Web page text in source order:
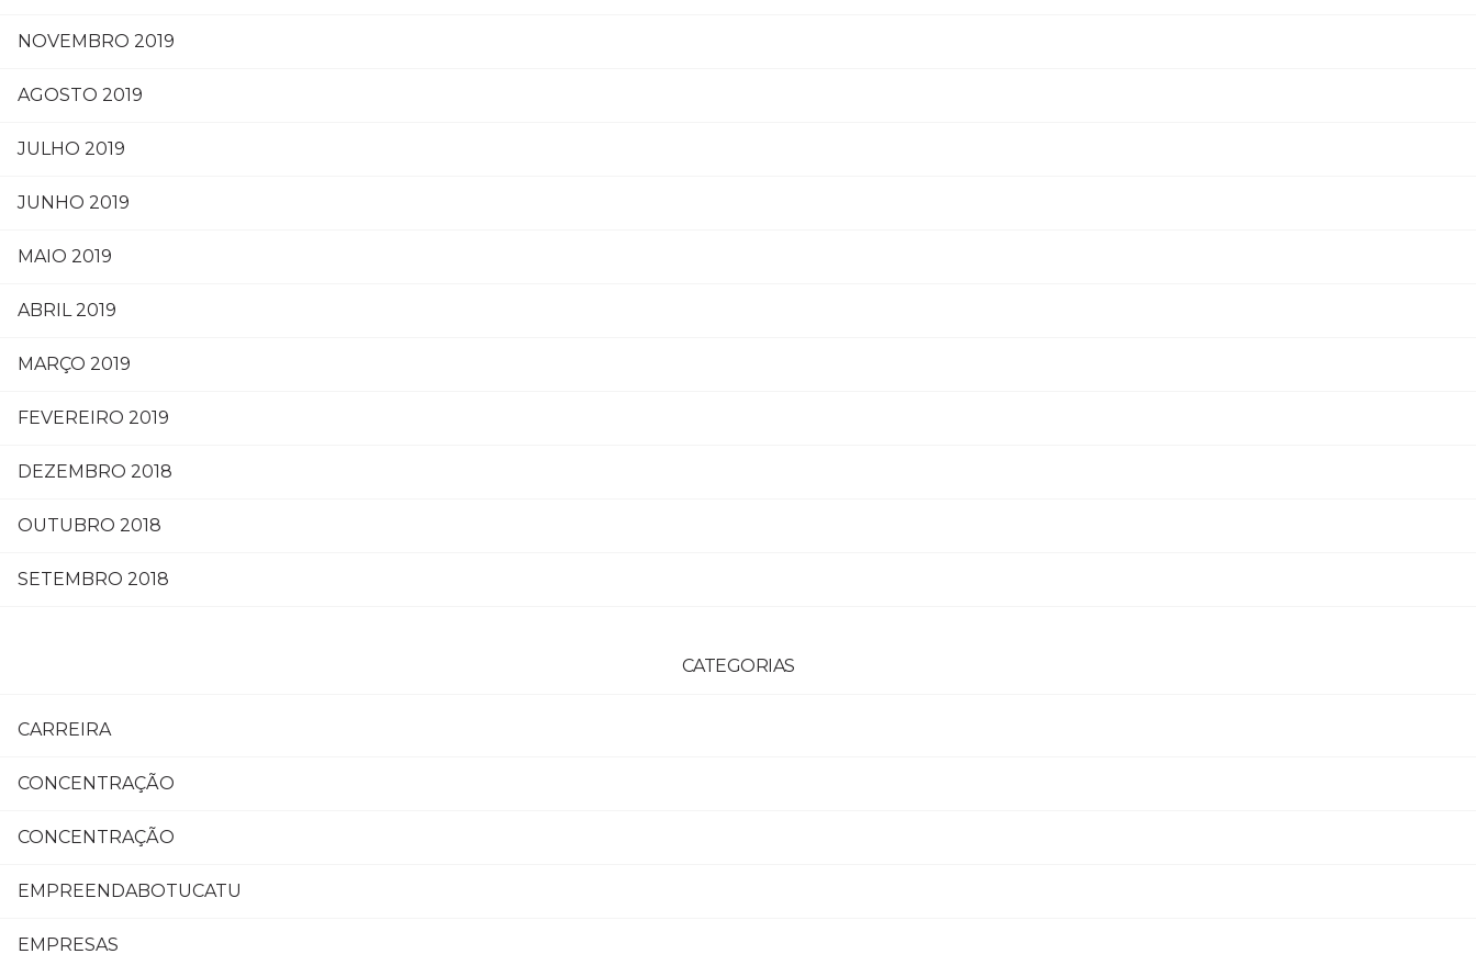
NOVEMBRO 2019
AGOSTO 2019
JULHO 2019
JUNHO 2019
MAIO 2019
ABRIL 2019
MARÇO 2019
FEVEREIRO 2019
DEZEMBRO 2018
OUTUBRO 2018
SETEMBRO 2018
CATEGORIAS
CARREIRA
CONCENTRAÇÃO
CONCENTRAÇÃO
EMPREENDABOTUCATU
EMPRESAS